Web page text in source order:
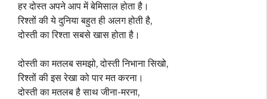
हर दोस्त अपने आप में बेमिसाल होता है।
रिश्तों की ये दुनिया बहुत ही अलग होती है,
दोस्ती का रिश्ता सबसे खास होता है।
दोस्ती का मतलब समझो, दोस्ती निभाना सिखो,
रिश्तों की इस रेखा को पार मत करना।
दोस्ती का मतलब है साथ जीना-मरना,